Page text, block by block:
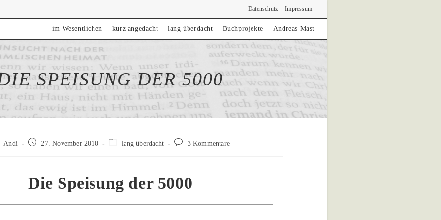
Datenschutz Impressum
im Wesentlichen kurz angedacht lang überdacht Buchprojekte Andreas Mast
SPEISUNG DER 5000
Andi
Beitrag27. November 2010
Beitrags-
lang überdacht
Beitrags-3 Kommentare
Die Speisung der 5000